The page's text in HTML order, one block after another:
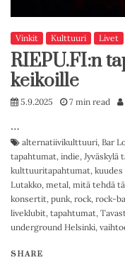
Vinkit Kulttuuri Livet
RIEPU.FI:n
keikoille
5.9.2025 7 min read
…
alternatiivikulttuuri, Bar
tapahtumat, indie, Jyväskylä
kulttuuritapahtumat, kuudes
Lutakko, metal, mitä tehdä
konsertit, punk, rock, rock-
liveklubit, tapahtumat,
underground Helsinki,
SHARE